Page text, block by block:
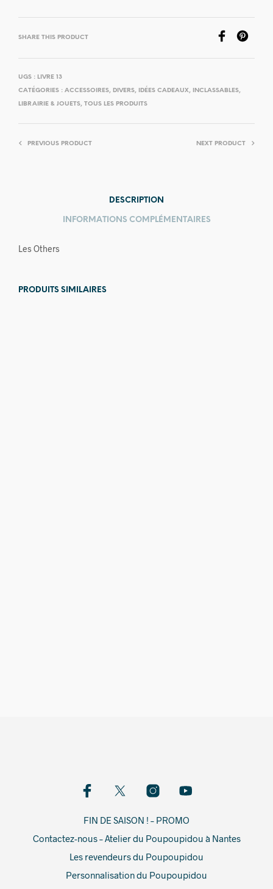
SHARE THIS PRODUCT
UGS : LIVRE 13
CATÉGORIES : ACCESSOIRES, DIVERS, IDÉES CADEAUX, INCLASSABLES,
LIBRAIRIE & JOUETS, TOUS LES PRODUITS
PREVIOUS PRODUCT NEXT PRODUCT
DESCRIPTION
INFORMATIONS COMPLÉMENTAIRES
Les Others
PRODUITS SIMILAIRES
FIN DE SAISON ! – PROMO
Contactez-nous – Atelier du Poupoupidou à Nantes
Les revendeurs du Poupoupidou
Personnalisation du Poupoupidou